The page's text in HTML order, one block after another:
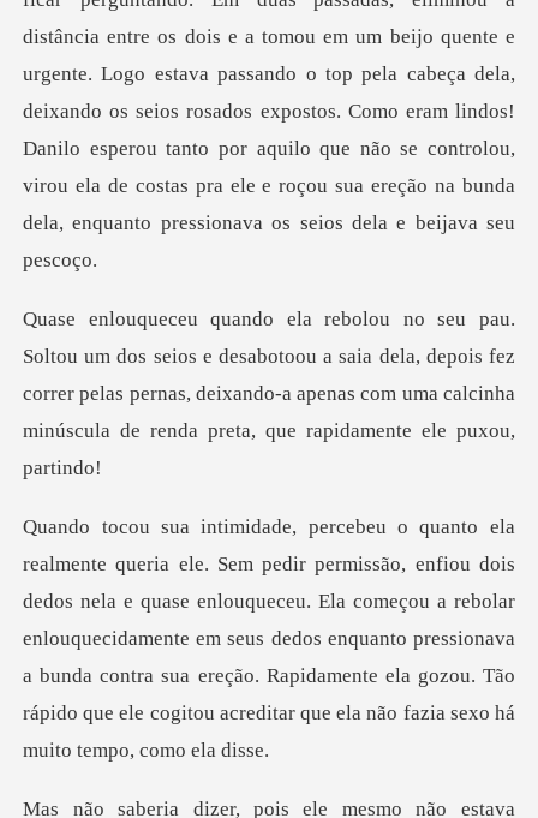
ijo quente e
urgente. Logo estava passando o top pela cabeça dela,
deixando os seios rosados expostos. Como eram lindos!
Danilo esperou tanto por a
botoou a saia dela, depois fez
correr pelas pernas, deixando-a apenas com u
quase enlouqueceu. Ela começou a rebolar
enlouquecidamente em seus dedos enquanto pressionava
a bunda contra sua ereç